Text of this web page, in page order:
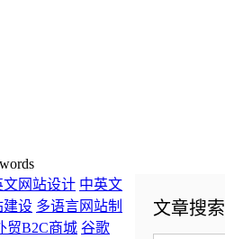
文章搜索
文网站设计 中英文
建设 多语言网站制
贸B2C商城 谷歌